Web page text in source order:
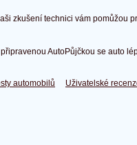
zkušení technici vám pomůžou
připravenou AutoPůjčkou se auto
automobilů Uživatelské